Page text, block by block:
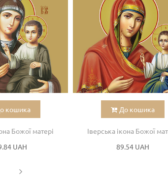
кошика
Божої матері
UAH
До кошика
Іверська ікона Божої
89.54 UAH